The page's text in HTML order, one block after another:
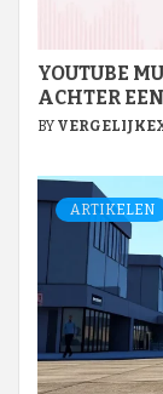
YOUTUBE
ACHTER
BY
ARTIKELEN